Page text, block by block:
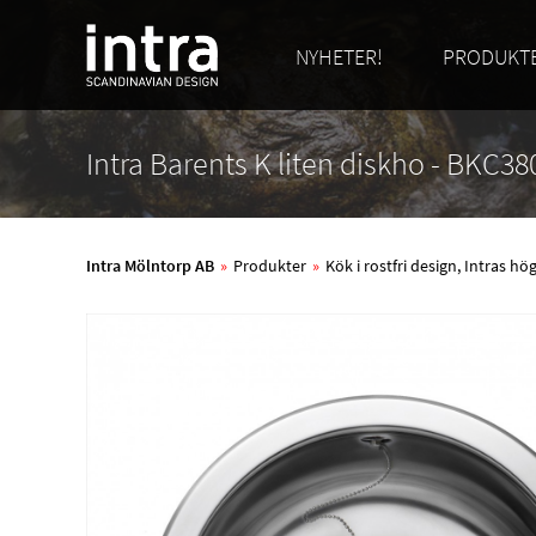
NYHETER!
Intra Barents K liten diskho -
Intra Mölntorp AB » Produkter » Kök i rostfri design, Intras